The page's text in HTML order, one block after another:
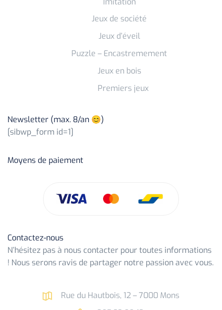
Jeux de société
Jeux d’éveil
Puzzle – Encastremement
Jeux en bois
Premiers jeux
Newsletter (max. 8/an 😊)
[sibwp_form id=1]
Moyens de paiement
Contactez-nous
N’hésitez pas à nous contacter pour toutes informations
! Nous serons ravis de partager notre passion avec vous.
Rue du Hautbois, 12 – 7000 Mons